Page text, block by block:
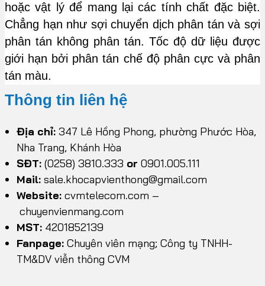
hoặc vật lý để mang lại các tính chất đặc biệt.
Chẳng hạn như sợi chuyển dịch phân tán và sợi
phân tán không phân tán. Tốc độ dữ liệu được
giới hạn bởi phân tán chế độ phân cực và phân
tán màu.
Thông tin liên hệ
Địa chỉ: 347 Lê Hồng Phong, phường Phước Hòa,
Nha Trang, Khánh Hòa
SĐT: (0258) 3810.333 or 0901.005.111
Mail: sale.khocapvienthong@gmail.com
Website: cvmtelecom.com –
chuyenvienmang.com
MST: 4201852139
Fanpage: Chuyên viên mạng; Công ty TNHH-
TM&DV viễn thông CVM